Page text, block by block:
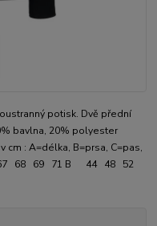
potisk. Dvě přední
bavlna, 20% polyester
cm : A=délka, B=prsa, C=pas,
68 69 71 B 44 48 52